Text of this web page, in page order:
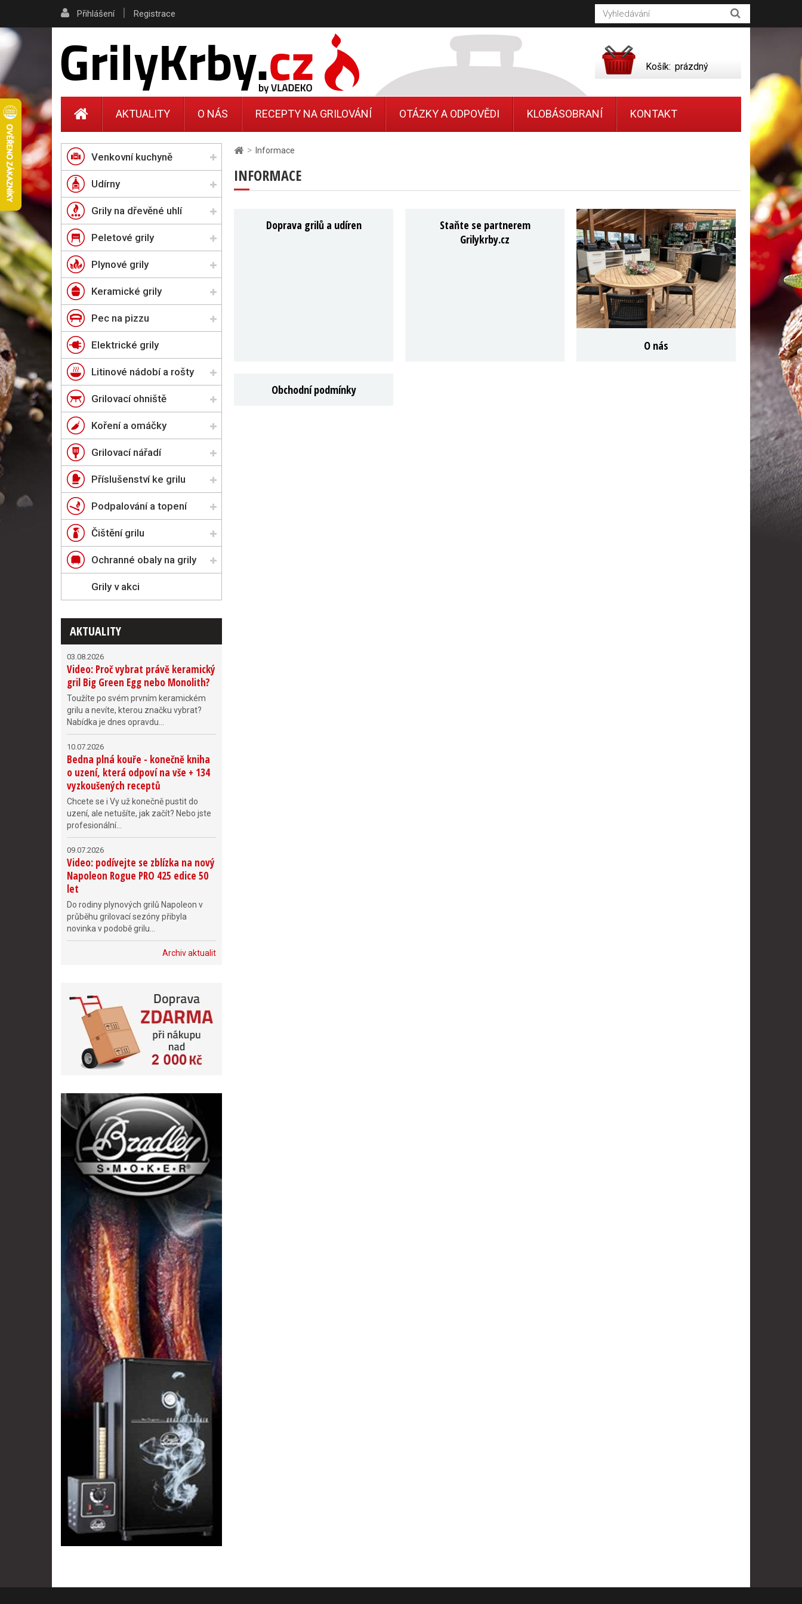
> Informace
INFORMACE
Doprava grilů a udíren
Staňte se partnerem
Grilykrby.cz
O nás
Obchodní podmínky
Venkovní kuchyně
Udírny
Grily na dřevěné uhlí
Peletové grily
Plynové grily
Keramické grily
Pec na pizzu
Elektrické grily
Litinové nádobí a rošty
Grilovací ohniště
Koření a omáčky
Grilovací nářadí
Příslušenství ke grilu
Podpalování a topení
Čištění grilu
Ochranné obaly na grily
Grily v akci
AKTUALITY
03.08.2026
Video: Proč vybrat právě keramický
gril Big Green Egg nebo Monolith?
Toužíte po svém prvním keramickém
grilu a nevíte, kterou značku vybrat?
Nabídka je dnes opravdu...
10.07.2026
Bedna plná kouře - konečně kniha
o uzení, která odpoví na vše + 134
vyzkoušených receptů
Chcete se i Vy už konečně pustit do
uzení, ale netušíte, jak začít? Nebo jste
profesionální...
09.07.2026
Video: podívejte se zblízka na nový
Napoleon Rogue PRO 425 edice 50
let
Do rodiny plynových grilů Napoleon v
průběhu grilovací sezóny přibyla
novinka v podobě grilu...
Archiv aktualit
Přihlášení | Registrace
Košík: prázdný
AKTUALITY O NÁS RECEPTY NA GRILOVÁNÍ OTÁZKY A ODPOVĚDI KLOBÁSOBRANÍ KONTAKT